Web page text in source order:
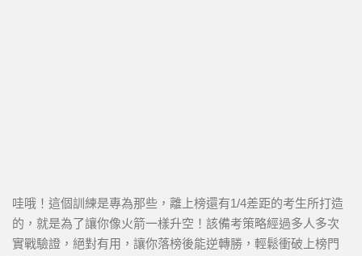
哇哦！這個訓練是專為那些，離上榜還有1/4差距的考生所打造
的，就是為了讓你像火箭一樣升空！該備考策略經過多人多次
實戰驗證，絕對有用，讓你落榜後能逆轉勝，輕鬆衝破上榜門